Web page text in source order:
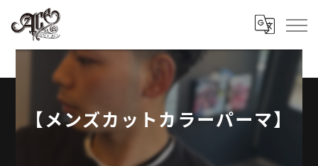
【メンズカットカラーパーマ】